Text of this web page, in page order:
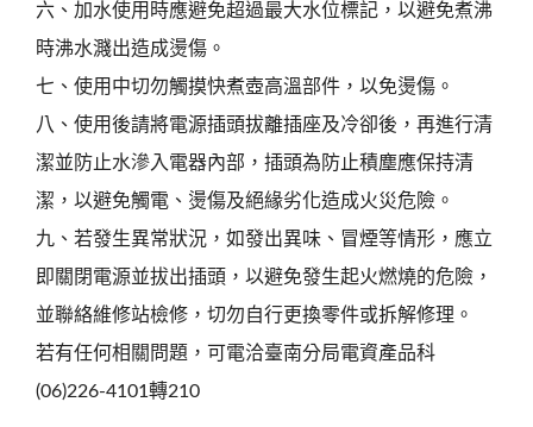
六、加水使用時應避免超過最大水位標記，以避免煮沸
時沸水濺出造成燙傷。
七、使用中切勿觸摸快煮壺高溫部件，以免燙傷。
八、使用後請將電源插頭拔離插座及冷卻後，再進行清
潔並防止水滲入電器內部，插頭為防止積塵應保持清
潔，以避免觸電、燙傷及絕緣劣化造成火災危險。
九、若發生異常狀況，如發出異味、冒煙等情形，應立
即關閉電源並拔出插頭，以避免發生起火燃燒的危險，
並聯絡維修站檢修，切勿自行更換零件或拆解修理。
若有任何相關問題，可電洽臺南分局電資產品科
(06)226-4101轉210